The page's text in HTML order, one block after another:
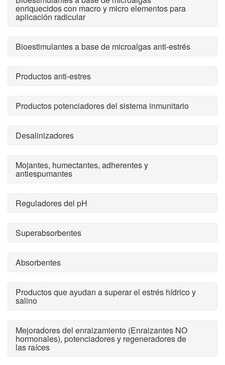
enriquecidos con macro y micro elementos para
aplicación radicular
Bioestimulantes a base de microalgas anti-estrés
Productos anti-estres
Productos potenciadores del sistema inmunitario
Desalinizadores
Mojantes, humectantes, adherentes y
antiespumantes
Reguladores del pH
Superabsorbentes
Absorbentes
Productos que ayudan a superar el estrés hídrico y
salino
Mejoradores del enraizamiento (Enraizantes NO
hormonales), potenciadores y regeneradores de
las raíces